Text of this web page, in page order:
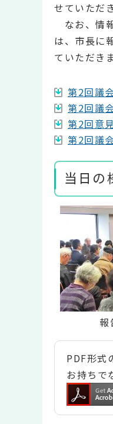
せていただ
なお、情
は、市長に
ていただき
第2回議
第2回議
第2回意
第2回議
当日の
報
PDF形式
お持ちで